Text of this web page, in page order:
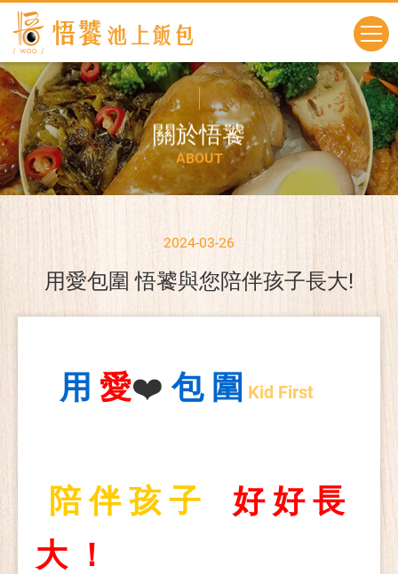
關於悟饕
ABOUT
2024-03-26
用愛包圍 悟饕與您陪伴孩子長大!
用 愛❤️ 包 圍 Kid First
陪 伴 孩 子
好 好 長
大 ！